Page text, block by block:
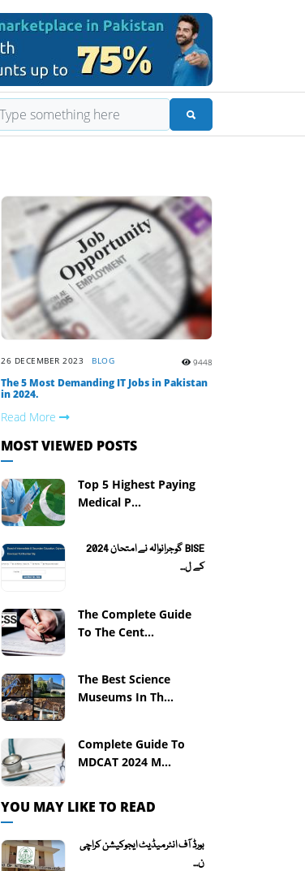
26 DECEMBER 2023 BLOG 9448
The 5 Most Demanding IT Jobs in Pakistan
in 2024.
Read More
MOST VIEWED POSTS
Top 5 Highest Paying
Medical P...
BISE گوجرانوالہ نے امتحان 2024
کے ل...
The Complete Guide
To The Cent...
The Best Science
Museums In Th...
Complete Guide To
MDCAT 2024 M...
YOU MAY LIKE TO READ
بورڈ آف انٹرمیڈیٹ ایجوکیشن کراچی
ن...